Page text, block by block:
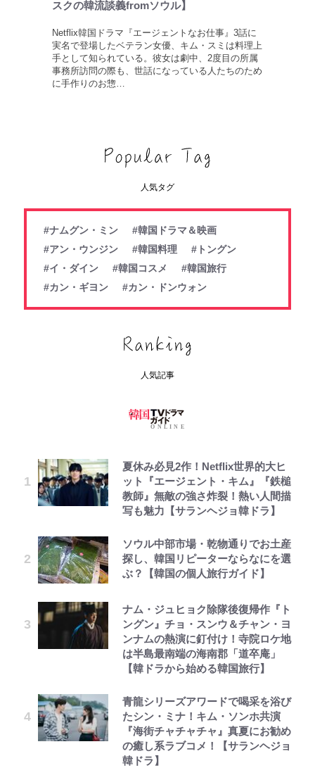
スクの韓流談義fromソウル】
Netflix韓国ドラマ『エージェントなお仕事』3話に
実名で登場したベテラン女優、キム・スミは料理上
手として知られている。彼女は劇中、2度目の所属
事務所訪問の際も、世話になっている人たちのため
に手作りのお惣…
人気タグ
#ナムグン・ミン
#韓国ドラマ＆映画
#アン・ウンジン
#韓国料理
#トングン
#イ・ダイン
#韓国コスメ
#韓国旅行
#カン・ギヨン
#カン・ドンウォン
人気記事
夏休み必見2作！Netflix世界的大ヒ
ット『エージェント・キム』『鉄槌
教師』無敵の強さ炸裂！熱い人間描
写も魅力【サランヘジョ韓ドラ】
ソウル中部市場・乾物通りでお土産
探し、韓国リピーターならなにを選
ぶ？【韓国の個人旅行ガイド】
ナム・ジュヒョク除隊後復帰作『ト
ングン』チョ・スンウ＆チャン・ヨ
ンナムの熱演に釘付け！寺院ロケ地
は半島最南端の海南郡「道卒庵」
【韓ドラから始める韓国旅行】
青龍シリーズアワードで喝采を浴び
たシン・ミナ！キム・ソンホ共演
『海街チャチャチャ』真夏にお勧め
の癒し系ラブコメ！【サランヘジョ
韓ドラ】